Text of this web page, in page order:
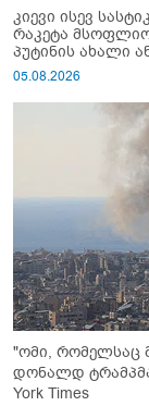
კიევი ისევ
რაკეტა
პუტინის ახალი
05.08.2026
"ომი, რომელსაც
დონალდ ტრამპმა
York Times